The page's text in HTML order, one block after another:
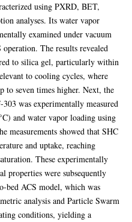
using PXRD, BET,
analyses. Its water vapor
examined under vacuum
The results revealed
to silica gel, particularly within
to cooling cycles, where
to seven times higher. Next, the
was experimentally measured
and water vapor loading using
measurements showed that SHC
and uptake, reaching
These experimentally
properties were subsequently
bed ACS model, which was
analysis and Particle Swarm
conditions, yielding a